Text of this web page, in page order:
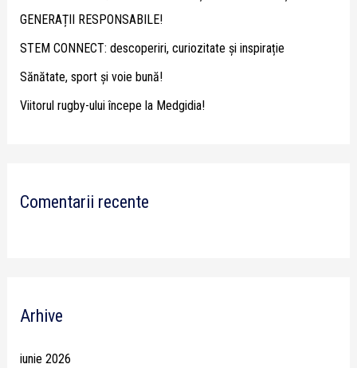
r
:
GENERAȚII RESPONSABILE!
STEM CONNECT: descoperiri, curiozitate și inspirație
Sănătate, sport și voie bună!
Viitorul rugby-ului începe la Medgidia!
Comentarii recente
Arhive
iunie 2026